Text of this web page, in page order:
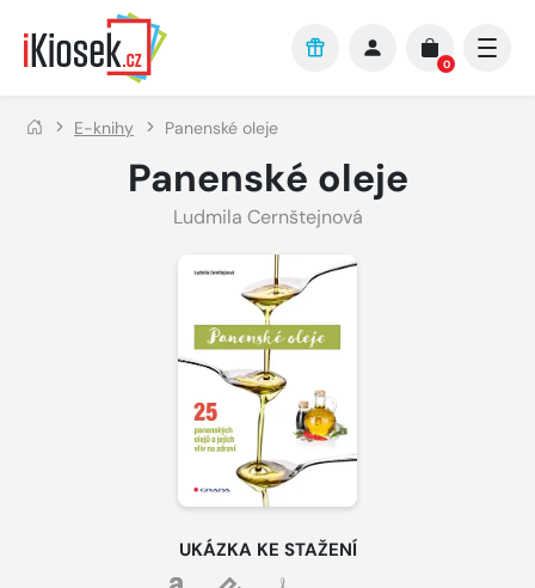
Přejít na hlavní obsah
0
E-knihy Panenské oleje
Panenské oleje
Ludmila Cernštejnová
UKÁZKA KE STAŽENÍ